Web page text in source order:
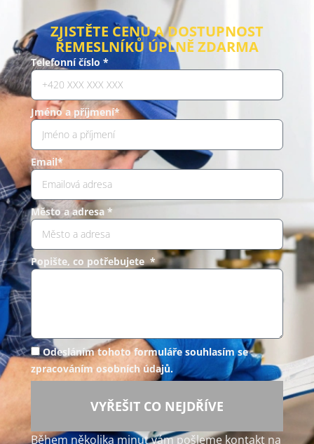
ZJISTĚTE CENU A DOSTUPNOST
ŘEMESLNÍKŮ ÚPLNĚ ZDARMA
Telefonní číslo *
Jméno a příjmení*
Email*
Město a adresa *
Popište, co potřebujete *
Odesláním tohoto formuláře souhlasím se
zpracováním osobních údajů.
VYŘEŠIT CO NEJDŘÍVE
Během několika minut vám pošleme kontakt na